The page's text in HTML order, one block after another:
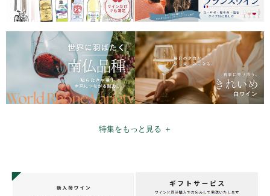
特集をもっと見る ＋